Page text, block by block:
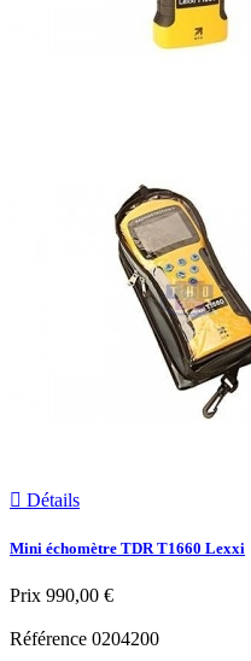
 Détails
Mini échomètre TDR T1660 Lexxi
Prix 990,00 €
Référence 0204200